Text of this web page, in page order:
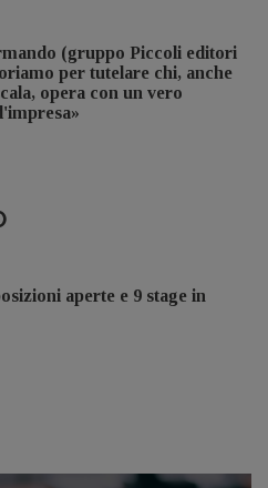
(gruppo Piccoli editori
per tutelare chi, anche
opera con un vero
aperte e 9 stage in